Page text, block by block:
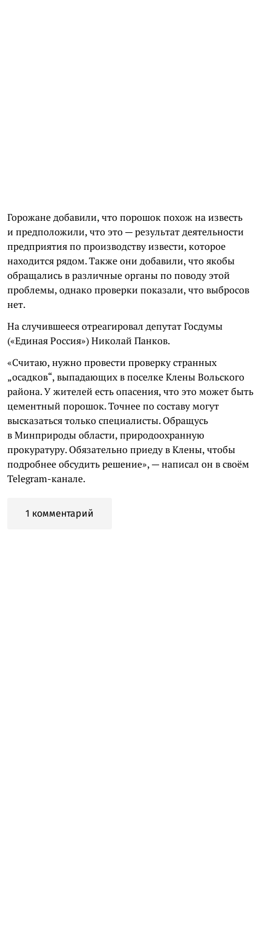
Горожане добавили, что порошок похож на известь
и предположили, что это — результат деятельности
предприятия по производству извести, которое
находится рядом. Также они добавили, что якобы
обращались в различные органы по поводу этой
проблемы, однако проверки показали, что выбросов
нет.
На случившееся отреагировал депутат Госдумы
(«Единая Россия») Николай Панков.
«Считаю, нужно провести проверку странных
„осадков“, выпадающих в поселке Клены Вольского
района. У жителей есть опасения, что это может быть
цементный порошок. Точнее по составу могут
высказаться только специалисты. Обращусь
в Минприроды области, природоохранную
прокуратуру. Обязательно приеду в Клены, чтобы
подробнее обсудить решение», — написал он в своём
Telegram-канале.
1 комментарий